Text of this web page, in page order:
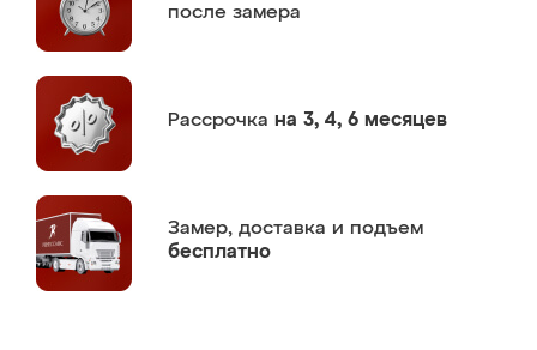
после замера
Рассрочка на 3, 4, 6 месяцев
Замер, доставка и подъем
бесплатно